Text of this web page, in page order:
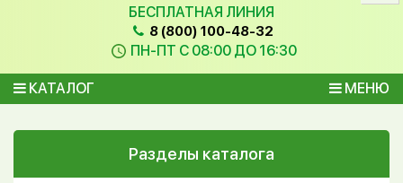
БЕСПЛАТНАЯ ЛИНИЯ
8 (800) 100-48-32
ПН-ПТ С 08:00 ДО 16:30
КАТАЛОГ МЕНЮ
Разделы каталога